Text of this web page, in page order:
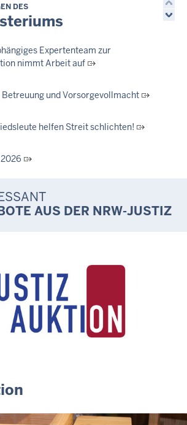
Anwärter des Jahrgangs 2024/2026
NRW geehrt
helfen Streit schlichten!
DES
Expertenteam zur
nimmt Arbeit auf
und Vorsorgevollmacht
helfen Streit schlichten!
Die Justiz NRW unterstützt
gegen häusliche Gewalt
gestalten: Minister Limbach
des Projekts Zukunftswerkstatt Justiz
NRW geehrt
helfen Streit schlichten!
AUS DER NRW-JUSTIZ